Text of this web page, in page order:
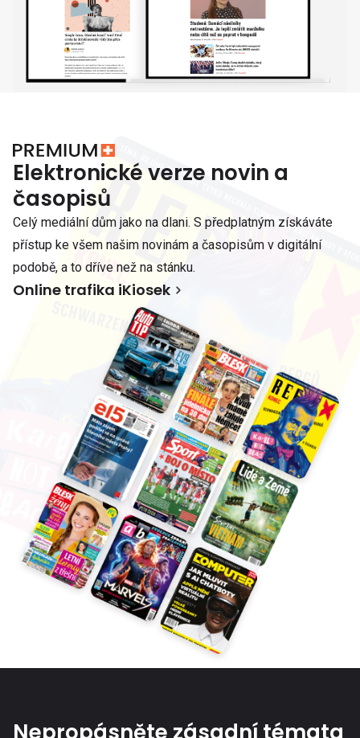
Elektronické verze novin a
časopisů
Celý mediální dům jako na dlani. S předplatným získáváte
přístup ke všem našim novinám a časopisům v digitální
podobě, a to dříve než na stánku.
Online trafika iKiosek